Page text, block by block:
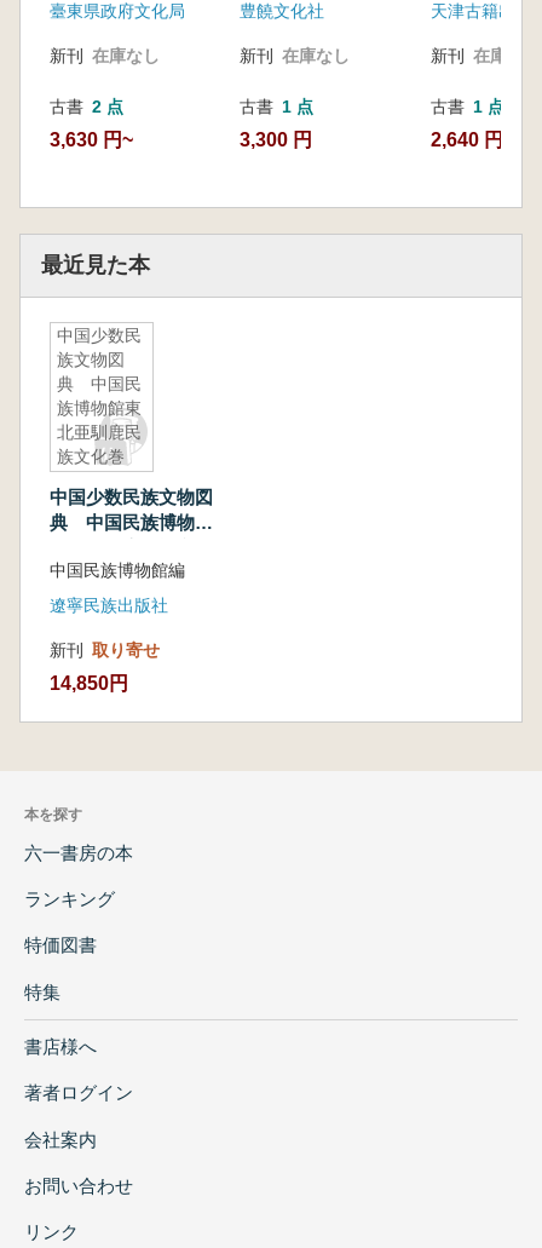
臺東県政府文化局
新刊 在庫なし
古書 2 点
3,630 円~
豊饒文化社
新刊 在庫なし
古書 1 点
3,300 円
天津古籍出版
新刊 在庫なし
古書 1 点
2,640 円
最近見た本
中国少数民
族文物図
典 中国民
族博物館東
北亜馴鹿民
族文化巻
中国少数民族文物図
典 中国民族博物館
巻
中国民族博物館編
遼寧民族出版社
新刊 取り寄せ
14,850円
本を探す
六一書房の本
ランキング
特価図書
特集
書店様へ
著者ログイン
会社案内
お問い合わせ
リンク